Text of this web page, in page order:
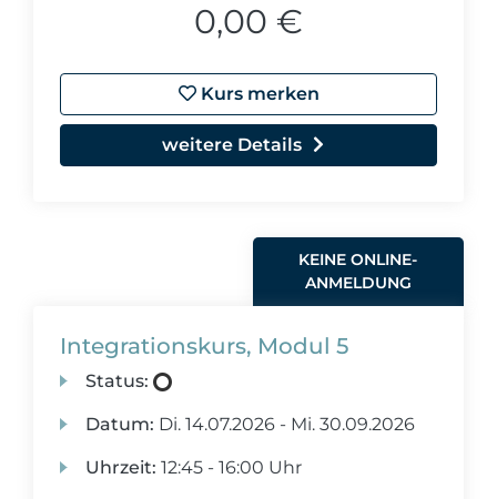
0,00 €
Kurs merken
weitere Details
KEINE ONLINE-
ANMELDUNG
Integrationskurs, Modul 5
Status:
Datum: Di. 14.07.2026 - Mi. 30.09.2026
Uhrzeit: 12:45 - 16:00 Uhr